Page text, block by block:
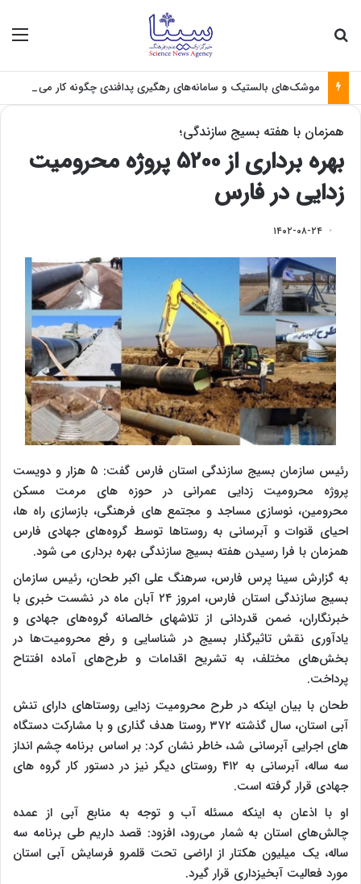
موشک‌های بالستیک و سامانه‌های رهگیری پدافندی چگونه کار می کنند؟
همزمان با هفته بسیج سازندگی؛
بهره برداری از ۵۲۰۰ پروژه محرومیت
زدایی در فارس
۱۴۰۲-۰۸-۲۴
رئیس سازمان بسیج سازندگی استان فارس گفت: ۵ هزار و دویست
پروژه محرومیت زدایی عمرانی در حوزه های مرمت مسکن
محرومین، نوسازی مساجد و مجتمع های فرهنگی، بازسازی راه ها،
احیای قنوات و آبرسانی به روستاها توسط گروه‌های جهادی فارس
همزمان با فرا رسیدن هفته بسیج سازندگی بهره برداری می شود.
به گزارش سینا پرس فارس، سرهنگ علی اکبر طحان، رئیس سازمان
بسیج سازندگی استان فارس، امروز ۲۴ آبان ماه در نشست خبری با
خبرنگاران، ضمن قدردانی از تلاشهای خالصانه گروه‌های جهادی و
یادآوری نقش تاثیرگذار بسیج در شناسایی و رفع محرومیت‌ها در
بخش‌های مختلف، به تشریح اقدامات و طرح‌های آماده افتتاح
پرداخت.
طحان با بیان اینکه در طرح محرومیت زدایی روستاهای دارای تنش
آبی استان، سال گذشته ۳۷۲ روستا هدف گذاری و با مشارکت دستگاه
های اجرایی آبرسانی شد، خاطر نشان کرد: بر اساس برنامه چشم انداز
سه ساله، آبرسانی به ۴۱۲ روستای دیگر نیز در دستور کار گروه های
جهادی قرار گرفته است.
او با اذعان به اینکه مسئله آب و توجه به منابع آبی از عمده
چالش‌های استان به شمار می‌رود، افزود: قصد داریم طی برنامه سه
ساله، یک میلیون هکتار از اراضی تحت قلمرو فرسایش آبی استان
مورد فعالیت آبخیزداری قرار گیرد.